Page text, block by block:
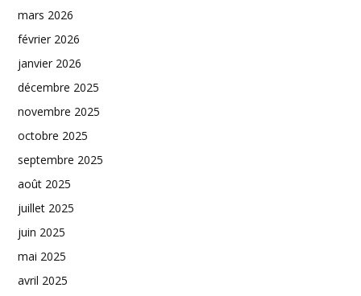
mars 2026
février 2026
janvier 2026
décembre 2025
novembre 2025
octobre 2025
septembre 2025
août 2025
juillet 2025
juin 2025
mai 2025
avril 2025